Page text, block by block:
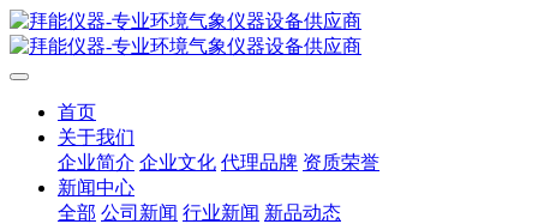
首页
关于我们
企业简介 企业文化 代理品牌 资质荣誉
新闻中心
全部 公司新闻 行业新闻 新品动态